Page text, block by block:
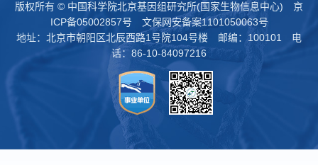
版权所有 © 中国科学院北京基因组研究所(国家生物信息中心) 京
ICP备05002857号
文保网安备案1101050063号
地址：北京市朝阳区北辰西路1号院104号楼 邮编：100101 电
话：86-10-84097216